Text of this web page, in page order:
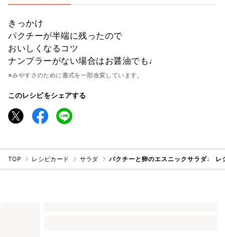
きっかけ
パクチーが半端に残ったので
おいしくなるコツ
ナンプラーがない場合はお醤油でも♩
※みやすさのために書式を一部改変しています。
このレシピをシェアする
TOP レシピカード サラダ パクチーと卵のエスニックサラダ♩ レ